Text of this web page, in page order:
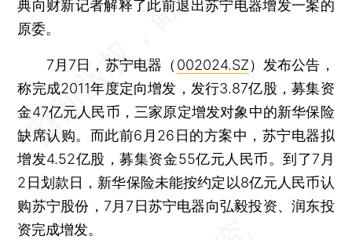
典向财新记者解释了此前退出苏宁电器增发一案的
原委。
7月7日，苏宁电器（ 002024.SZ）发布公告，
称完成2011年度定向增发，发行3.87亿股，募集资
金47亿元人民币，三家原定增发对象中的新华保险
缺席认购。而此前6月26日的方案中，苏宁电器拟
增发4.52亿股，募集资金55亿元人民币。到了7月
2日划款日，新华保险未能按约定以8亿元人民币认
购苏宁股份，7月7日苏宁电器向弘毅投资、润东投
资完成增发。